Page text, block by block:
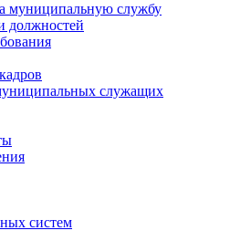
муниципальную службу
должностей
служащих
систем